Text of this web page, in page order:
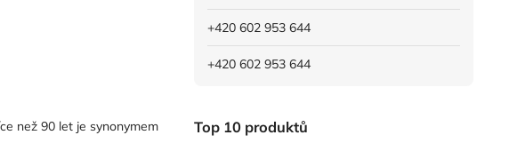
+420 602 953 644
+420 602 953 644
Top 10 produktů
než 90 let je synonymem